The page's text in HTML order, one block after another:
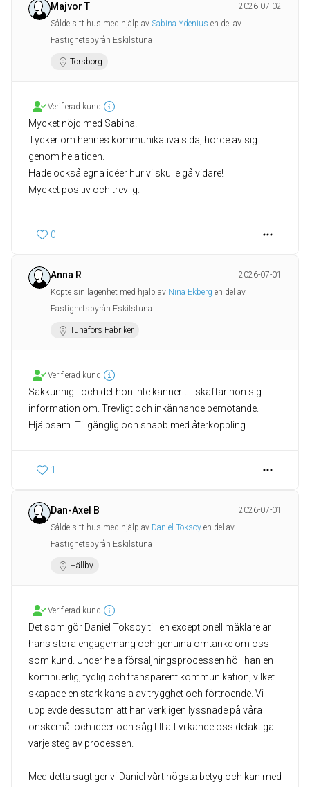
Majvor T
2026-07-02
Sålde sitt hus med hjälp av Sabina Ydenius en del av
Fastighetsbyrån Eskilstuna
Torsborg
Verifierad kund
Mycket nöjd med Sabina!
Tycker om hennes kommunikativa sida, hörde av sig
genom hela tiden.
Hade också egna idéer hur vi skulle gå vidare!
Mycket positiv och trevlig.
0
Anna R
2026-07-01
Köpte sin lägenhet med hjälp av Nina Ekberg en del av
Fastighetsbyrån Eskilstuna
Tunafors Fabriker
Verifierad kund
Sakkunnig - och det hon inte känner till skaffar hon sig
information om. Trevligt och inkännande bemötande.
Hjälpsam. Tillgänglig och snabb med återkoppling.
1
Dan-Axel B
2026-07-01
Sålde sitt hus med hjälp av Daniel Toksoy en del av
Fastighetsbyrån Eskilstuna
Hällby
Verifierad kund
Det som gör Daniel Toksoy till en exceptionell mäklare är
hans stora engagemang och genuina omtanke om oss
som kund. Under hela försäljningsprocessen höll han en
kontinuerlig, tydlig och transparent kommunikation, vilket
skapade en stark känsla av trygghet och förtroende. Vi
upplevde dessutom att han verkligen lyssnade på våra
önskemål och idéer och såg till att vi kände oss delaktiga i
varje steg av processen.
Med detta sagt ger vi Daniel vårt högsta betyg och kan med